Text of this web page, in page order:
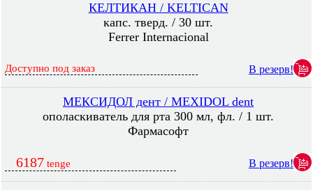
КЕЛТИКАН / KELTICAN
капс. тверд. / 30 шт.
Ferrer Internacional
Доступно под заказ В резерв!
МЕКСИДОЛ дент / MEXIDOL dent
ополаскиватель для рта 300 мл, фл. / 1 шт.
Фармасофт
6187 tenge В резерв!